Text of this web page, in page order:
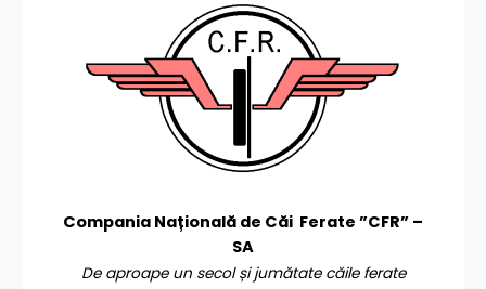
Compania Națională de Căi Ferate ”CFR” –
SA
De aproape un secol și jumătate căile ferate